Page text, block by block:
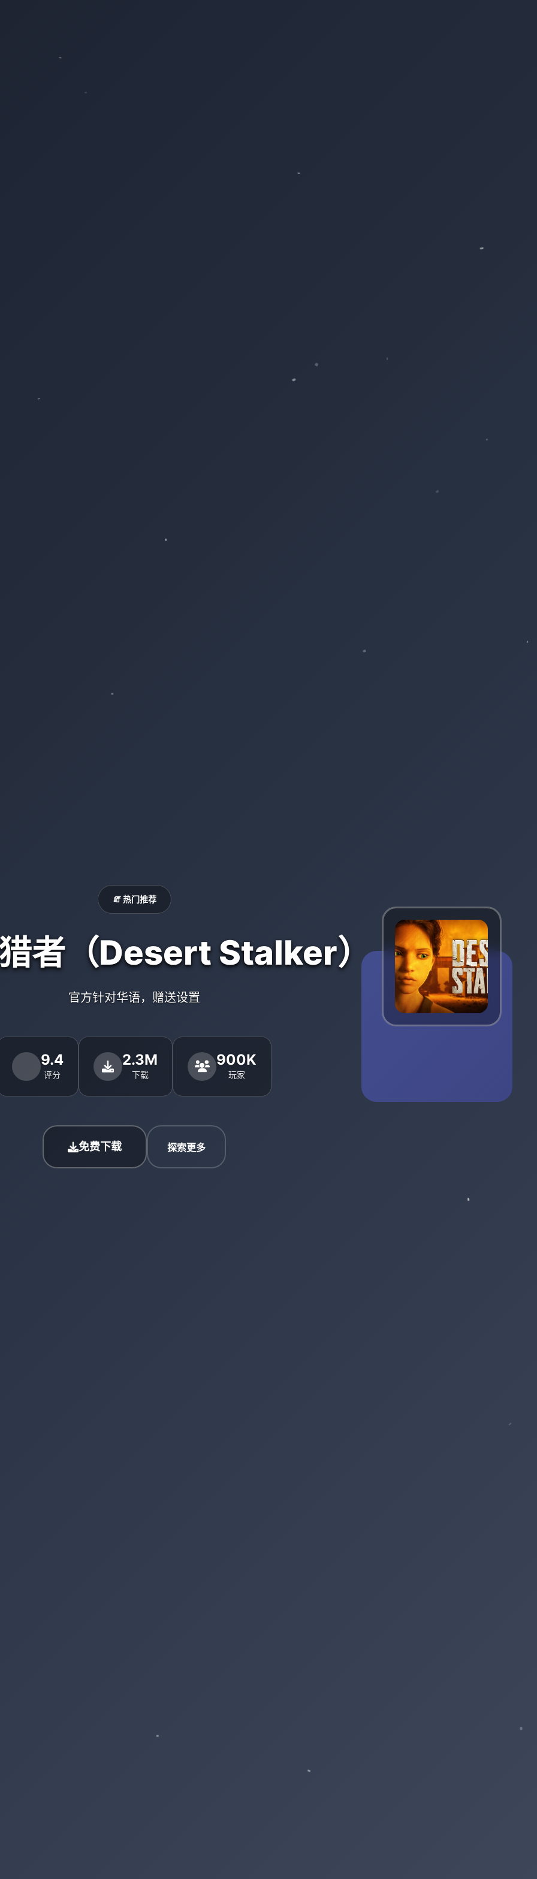
🧯 热门推荐
者（Desert Stalker）
官方针对华语，赠送设置
9.4
评分
2.3M
下载
900K
玩家
免费下载 探索更多